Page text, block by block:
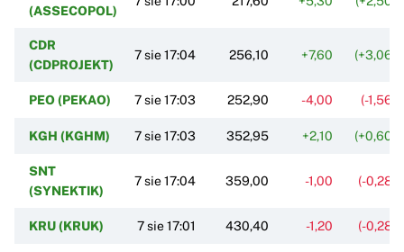
(ASSECOPOL)
CDR
(CDPROJEKT)
7 sie 17:04 256,10 +7,60
PEO (PEKAO) 7 sie 17:03 252,90 -4,00 (-
KGH (KGHM) 7 sie 17:03 352,95 +2,10
SNT
(SYNEKTIK)
7 sie 17:04 359,00 -1,00 (-
KRU (KRUK) 7 sie 17:01 430,40 -1,20 (-